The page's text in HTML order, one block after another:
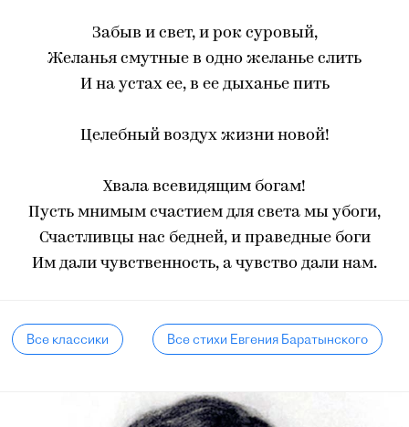
Забыв и свет, и рок суровый,
Желанья смутные в одно желанье слить
И на устах ее, в ее дыханье пить
Целебный воздух жизни новой!
Хвала всевидящим богам!
Пусть мнимым счастием для света мы убоги,
Счастливцы нас бедней, и праведные боги
Им дали чувственность, а чувство дали нам.
Все классики Все стихи Евгения Баратынского